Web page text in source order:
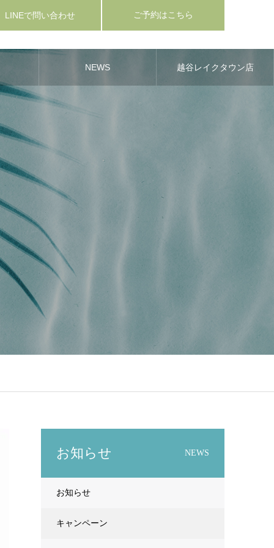
LINEで問い合わせ ご予約はこちら
NEWS 越谷レイクタウン店
お知らせ NEWS
お知らせ
キャンペーン